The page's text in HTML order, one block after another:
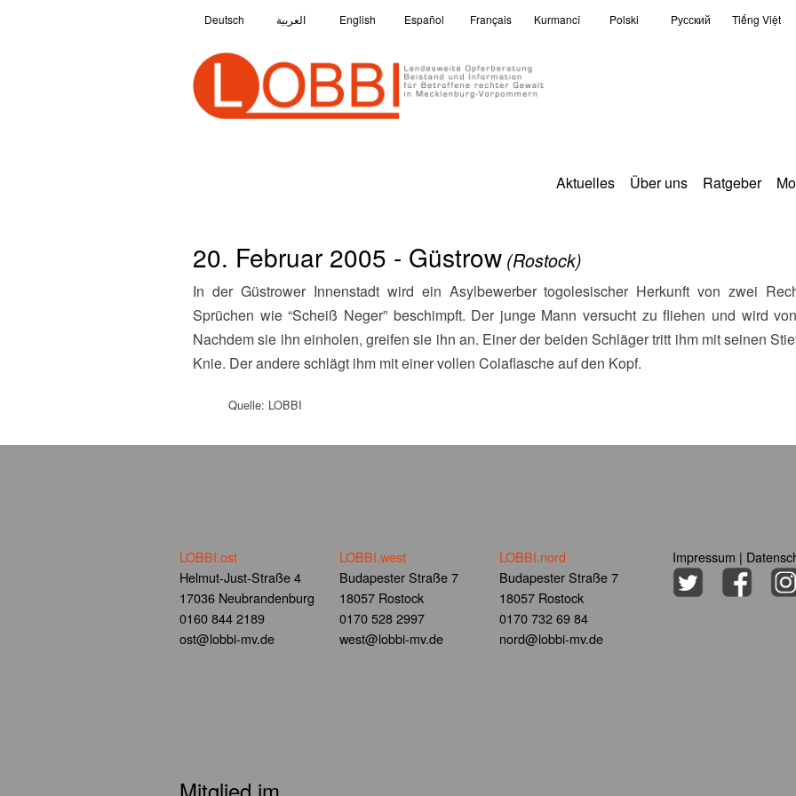
Deutsch العربية English Español Français Kurmancî Polski Pусский Tiếng Việt
Aktuelles Über uns Ratgeber
20. Februar 2005 - Güstrow(Rostock)
In der Güstrower Innenstadt wird ein Asylbewerber togolesischer Herkunft von zwei Rechten zunächst mit rassistischen
Sprüchen wie “Scheiß Neger” beschimpft. Der junge Mann versucht zu fliehen und wird
Nachdem sie ihn einholen, greifen sie ihn an. Einer der beiden Schläger tritt ihm mit seinen
Knie. Der andere schlägt ihm mit einer vollen Colaflasche auf den Kopf.
Quelle: LOBBI
LOBBI.ost
Helmut-Just-Straße 4
17036 Neubrandenburg
0160 844 2189
ost@lobbi-mv.de
LOBBI.west
Budapester Straße 7
18057 Rostock
0170 528 2997
west@lobbi-mv.de
LOBBI.nord
Budapester Straße 7
18057 Rostock
0170 732 69 84
nord@lobbi-mv.de
Impressum |